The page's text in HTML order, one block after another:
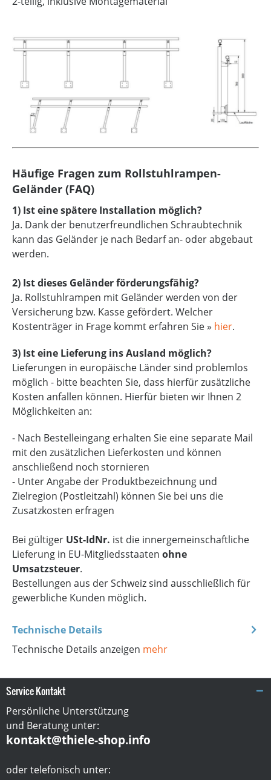
Häufige Fragen zum Rollstuhlrampen-
Geländer (FAQ)
1) Ist eine spätere Installation möglich?
Ja. Dank der benutzerfreundlichen Schraubtechnik
kann das Geländer je nach Bedarf an- oder abgebaut
werden.
2) Ist dieses Geländer förderungsfähig?
Ja. Rollstuhlrampen mit Geländer werden von der
Versicherung bzw. Kasse gefördert. Welcher
Kostenträger in Frage kommt erfahren Sie » hier.
3) Ist eine Lieferung ins Ausland möglich?
Lieferungen in europäische Länder sind problemlos
möglich - bitte beachten Sie, dass hierfür zusätzliche
Kosten anfallen können. Hierfür bieten wir Ihnen 2
Möglichkeiten an:
- Nach Bestelleingang erhalten Sie eine separate Mail
mit den zusätzlichen Lieferkosten und können
anschließend noch stornieren
- Unter Angabe der Produktbezeichnung und
Zielregion (Postleitzahl) können Sie bei uns die
Zusatzkosten erfragen
Bei gültiger USt-IdNr. ist die innergemeinschaftliche
Lieferung in EU-Mitgliedsstaaten ohne
Umsatzsteuer.
Bestellungen aus der Schweiz sind ausschließlich für
gewerbliche Kunden möglich.
Technische Details
Technische Details anzeigen mehr
Service Kontakt
Persönliche Unterstützung
und Beratung unter:
kontakt@thiele-shop.info
oder telefonisch unter: